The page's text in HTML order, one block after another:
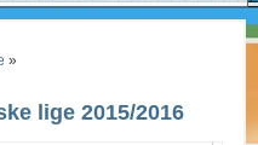
»
lige 2015/2016